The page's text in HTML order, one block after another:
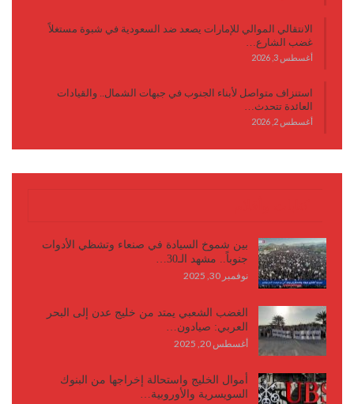
الانتقالي الموالي للإمارات يصعد ضد السعودية في شبوة مستغلاً
غضب الشارع…
أغسطس 3, 2026
استنزاف متواصل لأبناء الجنوب في جبهات الشمال.. والقيادات
العائدة تتحدث…
أغسطس 2, 2026
بين شموخ السيادة في صنعاء وتشظي الأدوات
جنوباً.. مشهد الـ30…
نوفمبر 30, 2025
الغضب الشعبي يمتد من خليج عدن إلى البحر
العربي: صيادون…
أغسطس 20, 2025
أموال الخليج واستحالة إخراجها من البنوك
السويسرية والأوروبية…